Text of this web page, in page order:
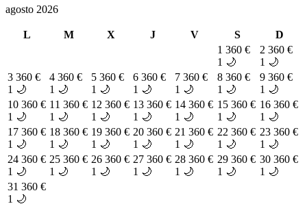
agosto 2026
L M X J V S
D
1 360 €
1 🌙
2 360 €
1 🌙
3 360 €
1 🌙
4 360 €
1 🌙
5 360 €
1 🌙
6 360 €
1 🌙
7 360 €
1 🌙
8 360 €
1 🌙
9 360 €
1 🌙
10 360 €
1 🌙
11 360 €
1 🌙
12 360 €
1 🌙
13 360 €
1 🌙
14 360 €
1 🌙
15 360 €
1 🌙
16 360 €
1 🌙
17 360 €
1 🌙
18 360 €
1 🌙
19 360 €
1 🌙
20 360 €
1 🌙
21 360 €
1 🌙
22 360 €
1 🌙
23 360 €
1 🌙
24 360 €
1 🌙
25 360 €
1 🌙
26 360 €
1 🌙
27 360 €
1 🌙
28 360 €
1 🌙
29 360 €
1 🌙
30 360 €
1 🌙
31 360 €
1 🌙